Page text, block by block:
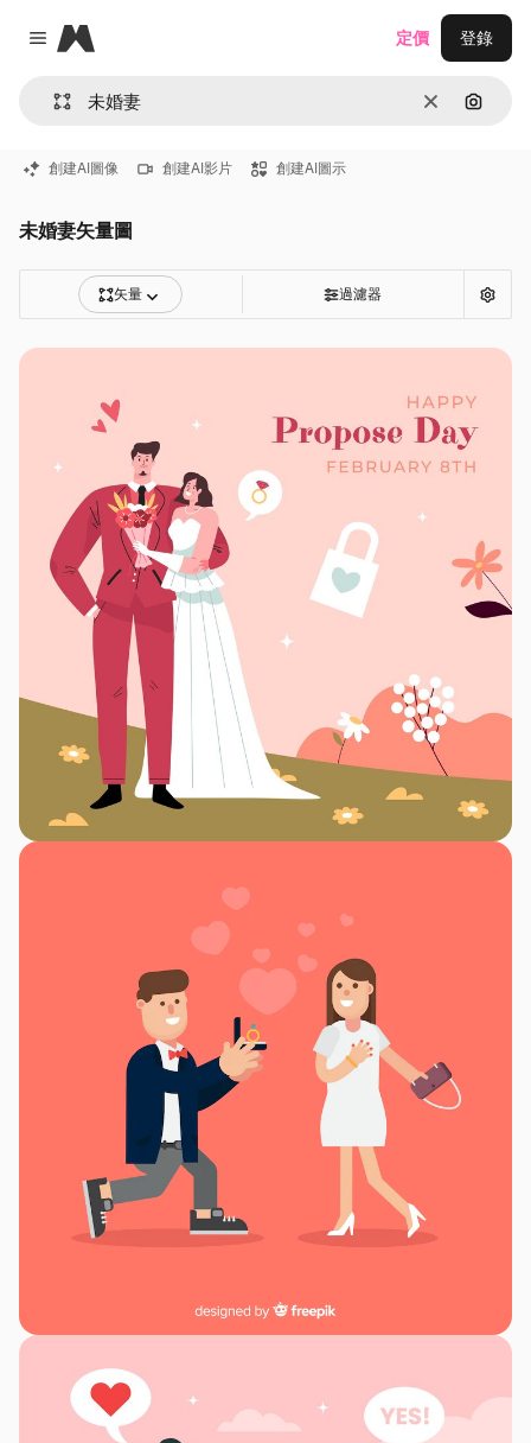
Close menu
Magnific
清除 通過圖
定價 登錄
創建AI圖像 創建AI影片 創建AI圖示
未婚妻矢量圖
矢量 過濾器